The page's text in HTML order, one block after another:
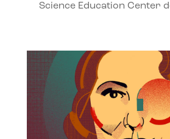
Science Education Center